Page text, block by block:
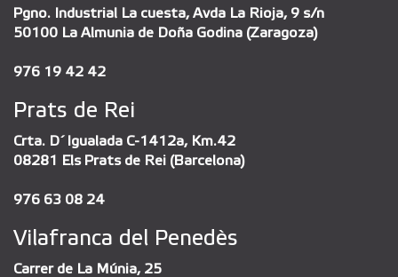
Pgno. Industrial La cuesta, Avda La Rioja, 9 s/n
50100 La Almunia de Doña Godina (Zaragoza)
976 19 42 42
Prats de Rei
Crta. D´Igualada C-1412a, Km.42
08281 Els Prats de Rei (Barcelona)
976 63 08 24
Vilafranca del Penedès
Carrer de La Múnia, 25